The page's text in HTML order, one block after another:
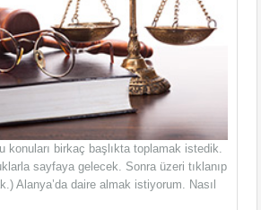
konuları birkaç başlıkta toplamak istedik.
sayfaya gelecek. Sonra üzeri tıklanıp
Alanya’da daire almak istiyorum. Nasıl